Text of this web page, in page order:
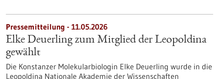
Pressemitteilung - 11.05.2026
Elke Deuerling zum Mitglied der Leopoldina
gewählt
Die Konstanzer Molekularbiologin Elke Deuerling wurde in die
Leopoldina Nationale Akademie der Wissenschaften